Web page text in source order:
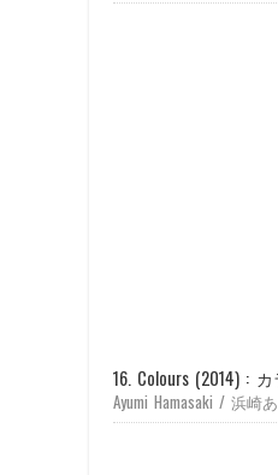
16. Colours (2014) :
Ayumi Hamasaki / 浜崎